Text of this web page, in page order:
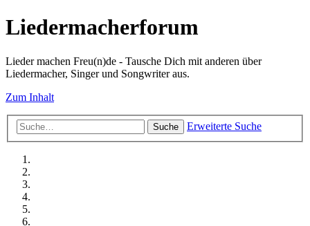
Liedermacherforum
Lieder machen Freu(n)de - Tausche Dich mit anderen über
Liedermacher, Singer und Songwriter aus.
Zum Inhalt
Suche Erweiterte Suche